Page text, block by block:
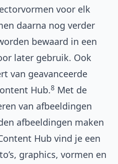
voor elk
daarna nog verder
bewaard in een
later gebruik. Ook
van geavanceerde
Hub.8 Met de
van afbeeldingen
afbeeldingen maken
Hub vind je een
graphics, vormen en